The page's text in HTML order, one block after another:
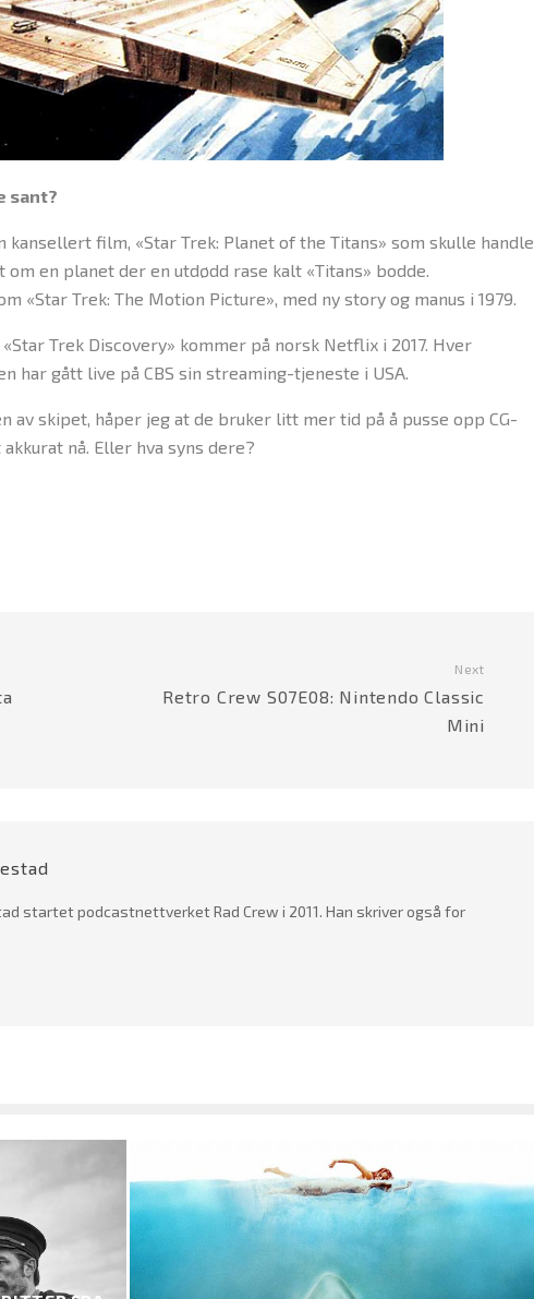
sant?
film, «Star Trek: Planet of the Titans» som skulle handle
en planet der en utdødd rase kalt «Titans» bodde.
«Star Trek: The Motion Picture», med ny story og manus i 1979.
Trek Discovery» kommer på norsk Netflix i 2017. Hver
har gått live på CBS sin streaming-tjeneste i USA.
av skipet, håper jeg at de bruker litt mer tid på å pusse opp CG-
nå. Eller hva syns dere?
Next
Retro Crew S07E08: Nintendo Classic
Mini
startet podcastnettverket Rad Crew i 2011. Han skriver også for